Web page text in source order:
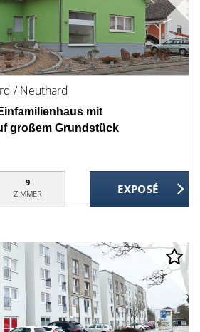
/ Neuthard
mit
großem Grundstück
9
ZIMMER